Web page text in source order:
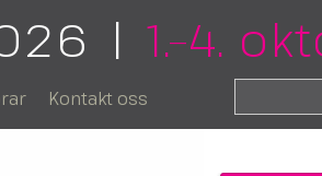
| 1.–4.
Kontakt oss